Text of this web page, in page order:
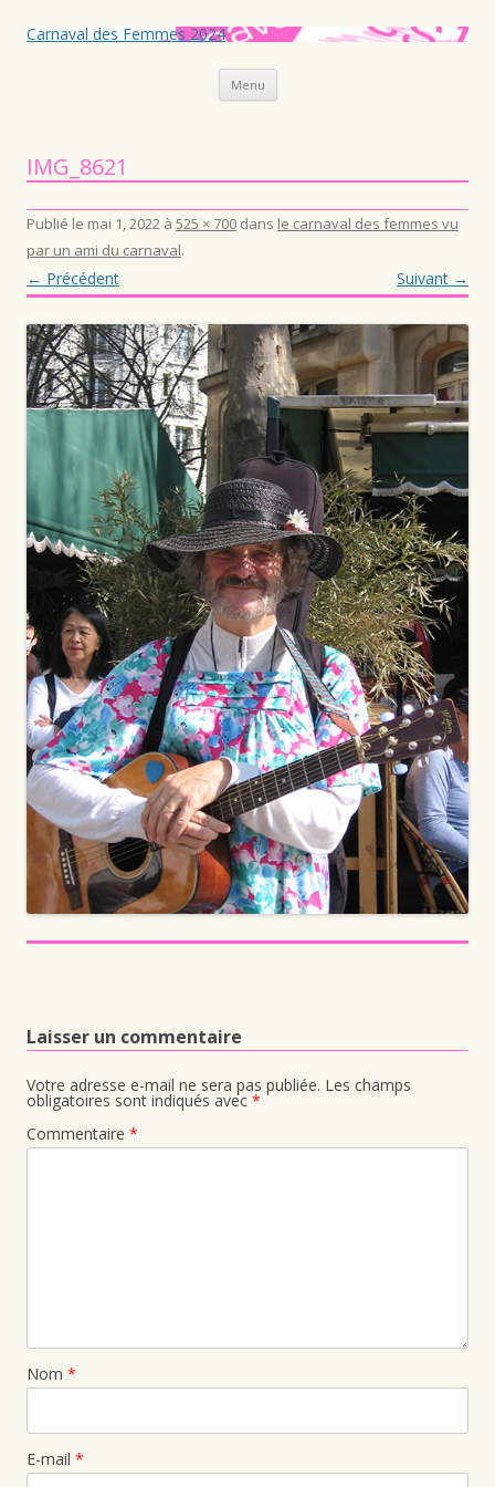
Carnaval des Femmes 2024
Menu Aller au contenu principal
IMG_8621
Publié le mai 1, 2022 à 525 × 700 dans le carnaval des femmes vu
par un ami du carnaval.
← Précédent Suivant →
Laisser un commentaire
Votre adresse e-mail ne sera pas publiée. Les champs
obligatoires sont indiqués avec *
Commentaire *
Nom *
E-mail *